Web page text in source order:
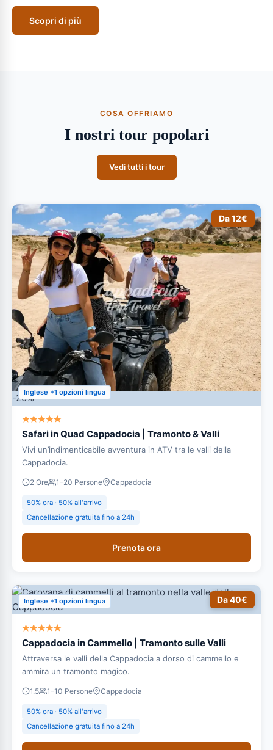
Scopri di più
COSA OFFRIAMO
I nostri tour popolari
Vedi tutti i tour
-20%
Da 12€
Inglese +1 opzioni lingua
Safari in Quad Cappadocia | Tramonto & Valli
Vivi un’indimenticabile avventura in ATV tra le valli della
Cappadocia.
2 Ore 1–20 Persone Cappadocia
50% ora · 50% all'arrivo
Cancellazione gratuita fino a 24h
Prenota ora
Da 40€
Inglese +1 opzioni lingua
Cappadocia in Cammello | Tramonto sulle Valli
Attraversa le valli della Cappadocia a dorso di cammello e
ammira un tramonto magico.
1.5 1–10 Persone Cappadocia
50% ora · 50% all'arrivo
Cancellazione gratuita fino a 24h